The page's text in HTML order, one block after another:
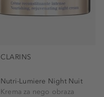
CLARINS
Nutri-Lumiere Night Nuit
Krema za nego obraza